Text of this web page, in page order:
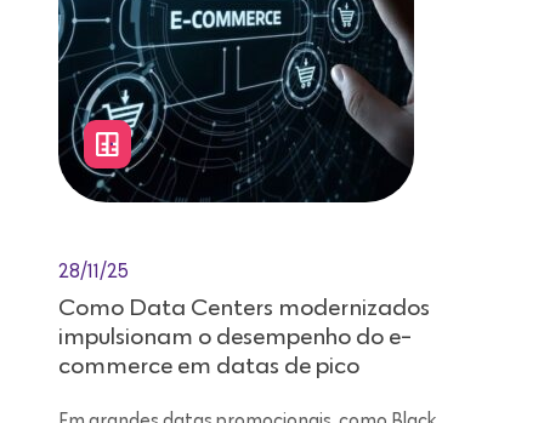
28/11/25
Como Data Centers modernizados
impulsionam o desempenho do e-
commerce em datas de pico